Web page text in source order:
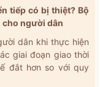
tiếp có bị thiệt? Bộ
cho người dân
dân khi thực hiện
giai đoạn giao thời
đắt hơn so với quy